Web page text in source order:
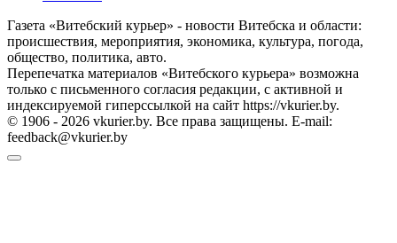
Газета «Витебский курьер» - новости Витебска и области:
происшествия, мероприятия, экономика, культура, погода,
общество, политика, авто.
Перепечатка материалов «Витебского курьера» возможна
только с письменного согласия редакции, с активной и
индексируемой гиперссылкой на сайт https://vkurier.by.
© 1906 - 2026 vkurier.by. Все права защищены. E-mail:
feedback@vkurier.by